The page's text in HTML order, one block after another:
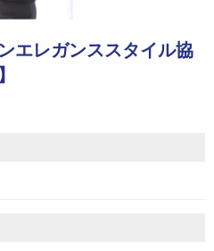
エレガンススタイル協